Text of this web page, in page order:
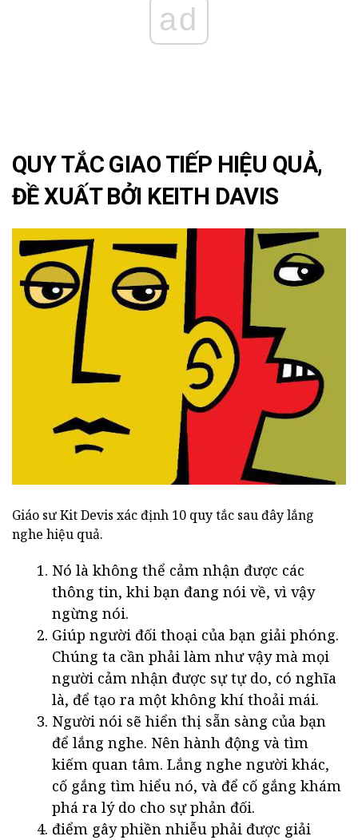
ad
QUY TẮC GIAO TIẾP HIỆU QUẢ,
ĐỀ XUẤT BỞI KEITH DAVIS
Giáo sư Kit Devis xác định 10 quy tắc sau đây lắng
nghe hiệu quả.
Nó là không thể cảm nhận được các
thông tin, khi bạn đang nói về, vì vậy
ngừng nói.
Giúp người đối thoại của bạn giải phóng.
Chúng ta cần phải làm như vậy mà mọi
người cảm nhận được sự tự do, có nghĩa
là, để tạo ra một không khí thoải mái.
Người nói sẽ hiển thị sẵn sàng của bạn
để lắng nghe. Nên hành động và tìm
kiếm quan tâm. Lắng nghe người khác,
cố gắng tìm hiểu nó, và để cố gắng khám
phá ra lý do cho sự phản đối.
điểm gây phiền nhiễu phải được giải